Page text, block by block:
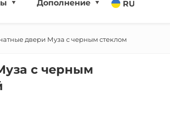
RU
Дополнение
двери Муза с черным стеклом
с черным